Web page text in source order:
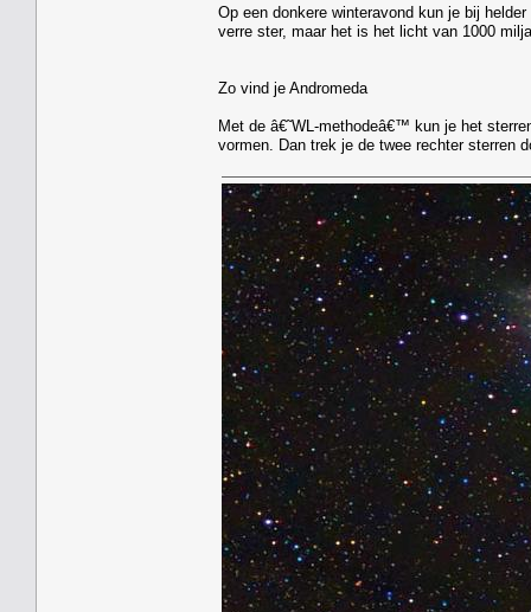
Op een donkere winteravond kun je bij
verre ster, maar het is het licht van 1000
Zo vind je Andromeda
Met de â€˜WL-methodeâ€™ kun je het
vormen. Dan trek je de twee rechter sterren